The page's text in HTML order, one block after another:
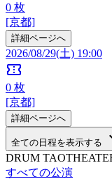
0 枚
[京都]
詳細ページへ
2026/08/29(土) 19:00
confirmation_number
0 枚
[京都]
詳細ページへ
全ての日程を表示する
DRUM
すべての公演